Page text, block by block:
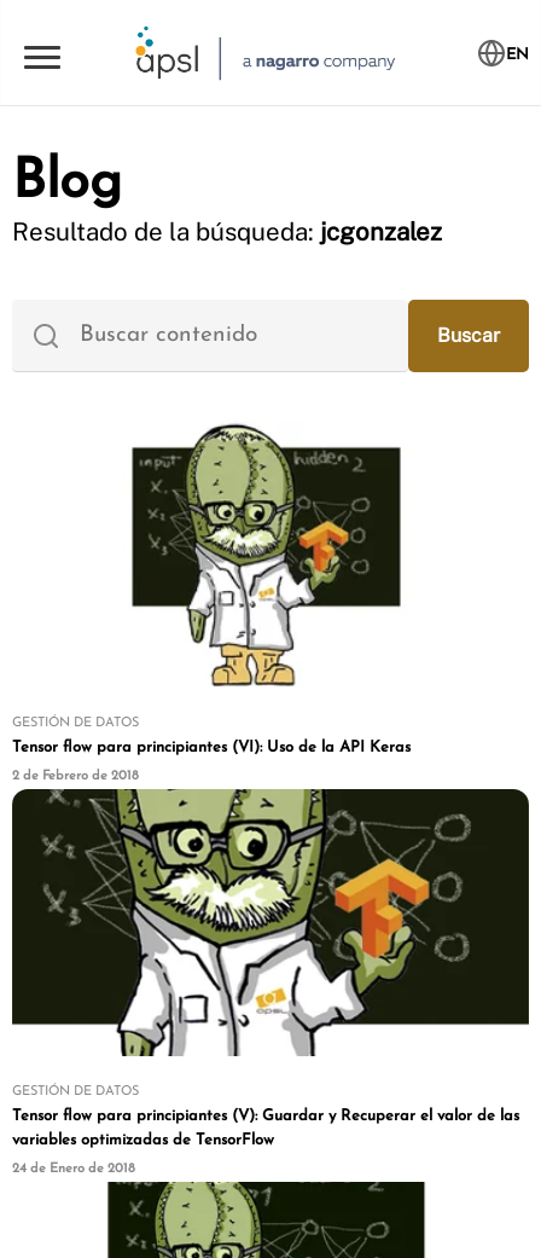
EN
Blog
Resultado de la búsqueda: jcgonzalez
GESTIÓN DE DATOS
Tensor flow para principiantes (VI): Uso de la API Keras
2 de Febrero de 2018
GESTIÓN DE DATOS
Tensor flow para principiantes (V): Guardar y Recuperar el valor de las
variables optimizadas de TensorFlow
24 de Enero de 2018